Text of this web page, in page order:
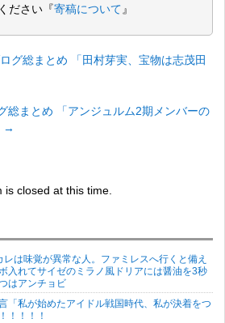
ださい『寄稿について』
グ総まとめ 「田村芽実、宝物は志茂田
総まとめ 「アンジュルム2期メンバーの
→
is closed at this time.
は味覚が異常な人。ファミレスへ行くと備え
入れてサイゼのミラノ風ドリアには醤油を3秒
はアンチョビ
「私が始めたアイドル戦国時代、私が決着をつ
！！！！